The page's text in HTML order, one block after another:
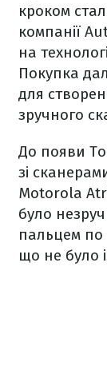
кроком
компанії
на
Покупка
для
зручного
До появи
зі
Motorola
було
пальцем по
що не було